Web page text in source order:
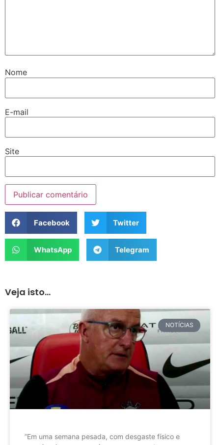
Nome
E-mail
Site
Facebook Twitter
WhatsApp Telegram
Veja isto...
NOTÍCIAS
”Em uma semana pesada, com desgaste físico e